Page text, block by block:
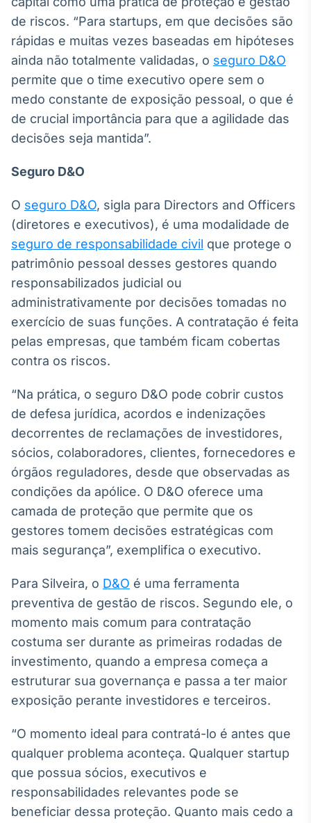
de riscos. “Para startups, em que decisões são
rápidas e muitas vezes baseadas em hipóteses
ainda não totalmente validadas, o seguro D&O
permite que o time executivo opere sem o
medo constante de exposição pessoal, o que é
de crucial importância para que a agilidade das
decisões seja mantida”.
Seguro D&O
O seguro D&O, sigla para Directors and Officers
(diretores e executivos), é uma modalidade de
seguro de responsabilidade civil que protege o
patrimônio pessoal desses gestores quando
responsabilizados judicial ou
administrativamente por decisões tomadas no
exercício de suas funções. A contratação é feita
pelas empresas, que também ficam cobertas
contra os riscos.
“Na prática, o seguro D&O pode cobrir custos
de defesa jurídica, acordos e indenizações
decorrentes de reclamações de investidores,
sócios, colaboradores, clientes, fornecedores e
órgãos reguladores, desde que observadas as
condições da apólice. O D&O oferece uma
camada de proteção que permite que os
gestores tomem decisões estratégicas com
mais segurança”, exemplifica o executivo.
Para Silveira, o D&O é uma ferramenta
preventiva de gestão de riscos. Segundo ele, o
momento mais comum para contratação
costuma ser durante as primeiras rodadas de
investimento, quando a empresa começa a
estruturar sua governança e passa a ter maior
exposição perante investidores e terceiros.
“O momento ideal para contratá-lo é antes que
qualquer problema aconteça. Qualquer startup
que possua sócios, executivos e
responsabilidades relevantes pode se
beneficiar dessa proteção. Quanto mais cedo a